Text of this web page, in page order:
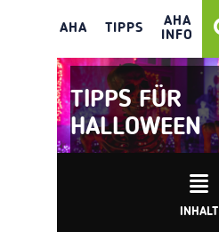
AHA TIPPS
AHA
INFO
TIPPS FÜR
HALLOWEEN
INHALT